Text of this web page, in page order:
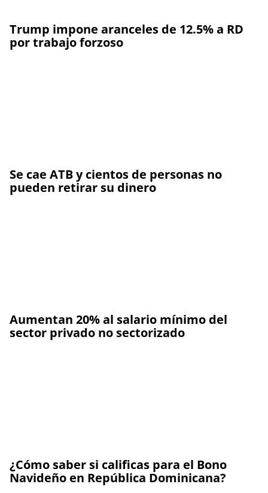
Trump impone aranceles de 12.5% a RD
por trabajo forzoso
Se cae ATB y cientos de personas no
pueden retirar su dinero
Aumentan 20% al salario mínimo del
sector privado no sectorizado
¿Cómo saber si calificas para el Bono
Navideño en República Dominicana?